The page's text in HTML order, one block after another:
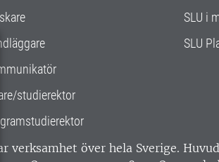
studierektor
SLU i
SLU
verksamhet över hela Sverige.